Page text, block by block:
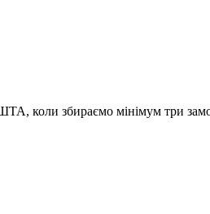
коли збираємо мінімум три